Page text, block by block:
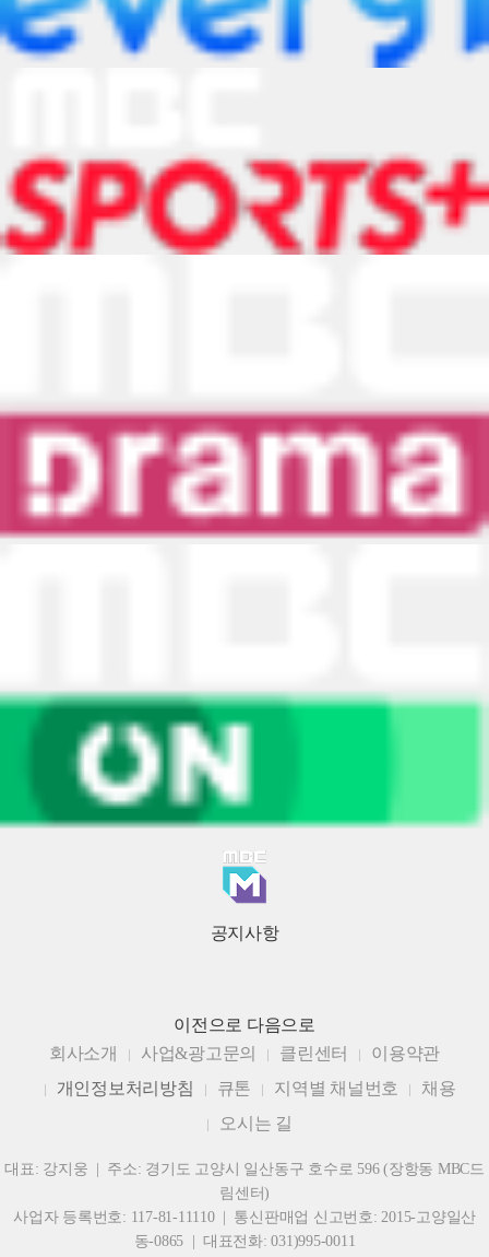
공지사항
이전으로 다음으로
회사소개
사업&광고문의 클린센터
이용약관
개인정보처리방침
큐톤 지역별 채널번호
채용
오시는 길
대표: 강지웅 | 주소: 경기도 고양시 일산동구 호수로 596 (장항동 MBC드
림센터)
사업자 등록번호: 117-81-11110 | 통신판매업 신고번호: 2015-고양일산
동-0865 | 대표전화: 031)995-0011